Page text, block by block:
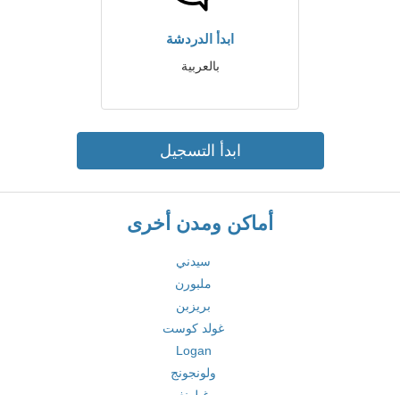
ابدأ الدردشة
بالعربية
ابدأ التسجيل
أماكن ومدن أخرى
سيدني
ملبورن
بريزبن
غولد كوست
Logan
ولونجونج